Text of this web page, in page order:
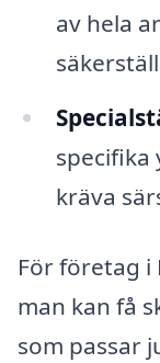
av hela
specifika
kräva
För företag
man kan få
som passar